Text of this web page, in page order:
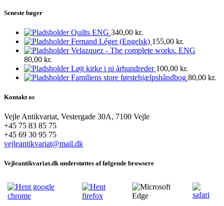
Seneste bøger
Quilts ENG 340,00 kr.
Fernand Léger (Engelsk) 155,00 kr.
Velazquez - The complete works. ENG
80,00 kr.
Løjt kirke i ni århundreder 100,00 kr.
Familiens store førstehjælpshåndbog 80,00 kr.
Kontakt os
Vejle Antikvariat, Vestergade 30A, 7100 Vejle
+45 75 83 85 75
+45 69 30 95 75
vejleantikvariat@mail.dk
Vejleantikvariat.dk understøttes af følgende browsere